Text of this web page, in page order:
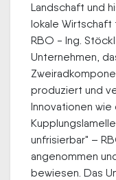
Landschaft und
lokale Wirtschaft
RBO - Ing.
Unternehmen,
produziert und
Innovationen wie
unfrisierbar" –
angenommen
bewiesen. Das